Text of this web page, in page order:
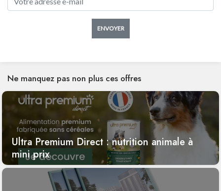
ENVOYER
Ne manquez pas non plus ces offres
Ultra Premium Direct : nutrition animale à
mini prix